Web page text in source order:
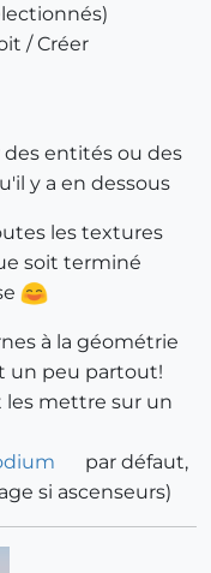
/ Créer
entités ou des
y a en dessous
les textures
soit terminé
à la géométrie
un peu partout!
les mettre sur un
par défaut,
si ascenseurs)